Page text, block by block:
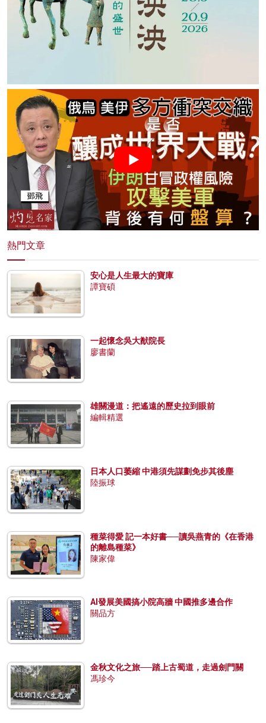
熱門文章
安心是人生最大的寶庫
譚寶碩
一起懷念吳大猷院長
廖書蘭
雄關漫道：把遙遠的歷史拉到眼前
編輯精選
日本人口萎縮 中港須先謀劃免步其後塵
陸振球
種菜得愛 記一本好書──讀吳燕青的《在香港
的離島種菜》
陳家偉
AI發展美國搞小院高牆 中國推多邊合作
關品方
金秋文化之旅──踏上古蜀道，走過劍門關
馮珍今